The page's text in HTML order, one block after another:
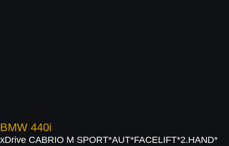
BMW 440i
xDrive CABRIO M SPORT*AUT*FACELIFT*2.HAND*